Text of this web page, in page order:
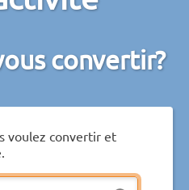
convertir?
voulez convertir et